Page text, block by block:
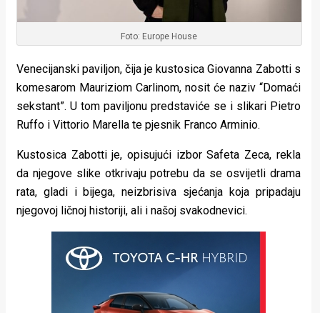
Foto: Europe House
Venecijanski paviljon, čija je kustosica Giovanna Zabotti s
komesarom Mauriziom Carlinom, nosit će naziv “Domaći
sekstant”. U tom paviljonu predstaviće se i slikari Pietro
Ruffo i Vittorio Marella te pjesnik Franco Arminio.
Kustosica Zabotti je, opisujući izbor Safeta Zeca, rekla
da njegove slike otkrivaju potrebu da se osvijetli drama
rata, gladi i bijega, neizbrisiva sjećanja koja pripadaju
njegovoj ličnoj historiji, ali i našoj svakodnevici.